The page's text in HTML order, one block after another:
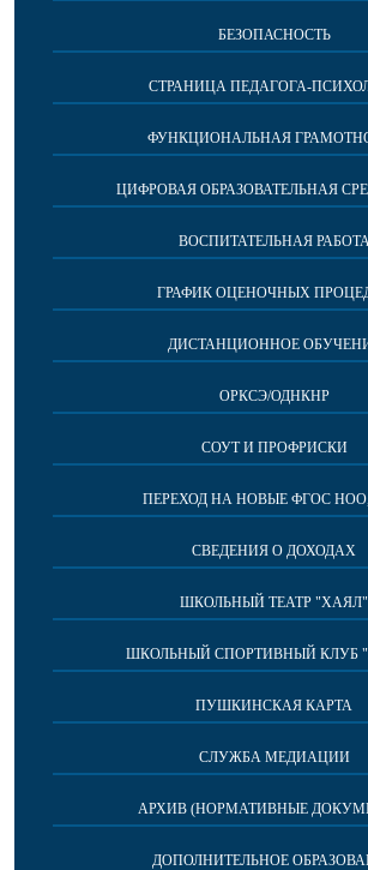
БЕЗОПАСНОСТЬ
СТРАНИЦА ПЕДАГОГА-
ФУНКЦИОНАЛЬНАЯ
ЦИФРОВАЯ ОБРАЗОВАТЕЛЬНАЯ
ВОСПИТАТЕЛЬНАЯ
ГРАФИК ОЦЕНОЧНЫХ
ДИСТАНЦИОННОЕ
ОРКСЭ/ОДНКНР
СОУТ И ПРОФРИСКИ
ПЕРЕХОД НА НОВЫЕ ФГОС
СВЕДЕНИЯ О ДОХОДАХ
ШКОЛЬНЫЙ ТЕАТР "ХАЯЛ"
ШКОЛЬНЫЙ СПОРТИВНЫЙ КЛУБ
ПУШКИНСКАЯ КАРТА
СЛУЖБА МЕДИАЦИИ
АРХИВ (НОРМАТИВНЫЕ
ДОПОЛНИТЕЛЬНОЕ